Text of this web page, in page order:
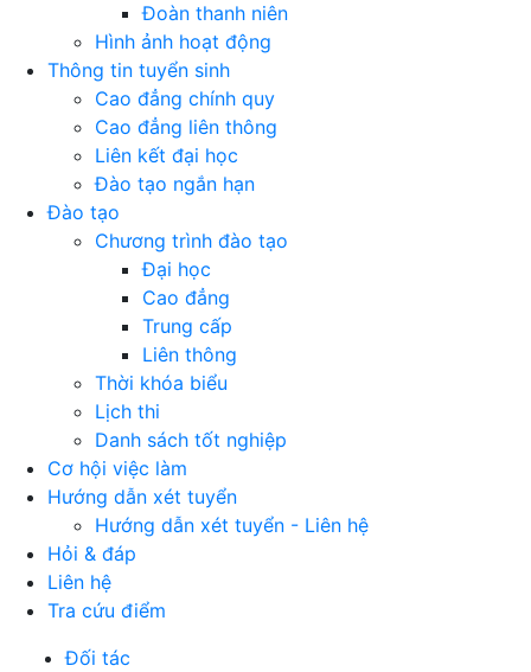
Đoàn thanh niên
Hình ảnh hoạt động
Thông tin tuyển sinh
Cao đẳng chính quy
Cao đẳng liên thông
Liên kết đại học
Đào tạo ngắn hạn
Đào tạo
Chương trình đào tạo
Đại học
Cao đẳng
Trung cấp
Liên thông
Thời khóa biểu
Lịch thi
Danh sách tốt nghiệp
Cơ hội việc làm
Hướng dẫn xét tuyển
Hướng dẫn xét tuyển - Liên hệ
Hỏi & đáp
Liên hệ
Tra cứu điểm
Đối tác